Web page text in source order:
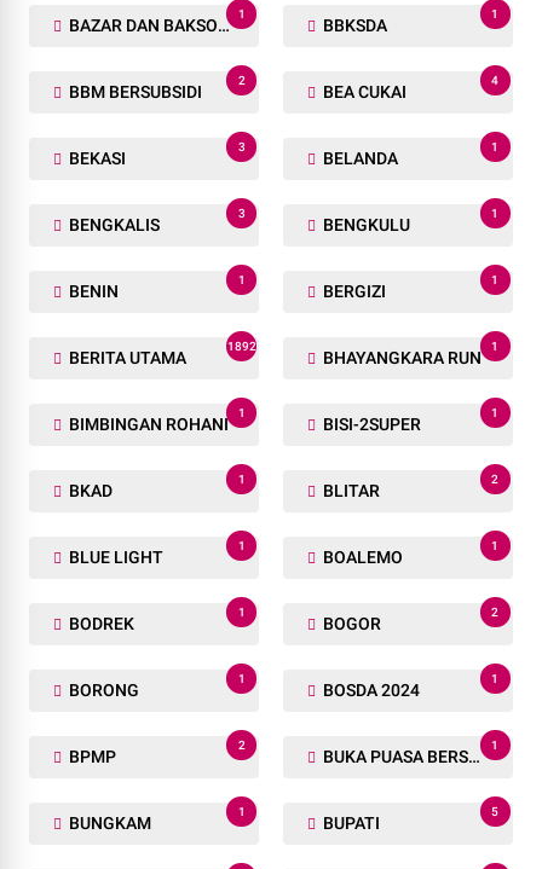
BAZAR DAN BAKSOS RAMADHAN
1
BBKSDA
1
BBM BERSUBSIDI
2
BEA CUKAI
4
BEKASI
3
BELANDA
1
BENGKALIS
3
BENGKULU
1
BENIN
1
BERGIZI
1
BERITA UTAMA
1892
BHAYANGKARA RUN
1
BIMBINGAN ROHANI
1
BISI-2SUPER
1
BKAD
1
BLITAR
2
BLUE LIGHT
1
BOALEMO
1
BODREK
1
BOGOR
2
BORONG
1
BOSDA 2024
1
BPMP
2
BUKA PUASA BERSAMA
1
BUNGKAM
1
BUPATI
5